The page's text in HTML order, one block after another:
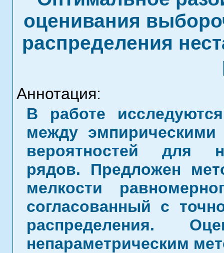
оценивания
распределения
Аннотация:
В работе
между эмпирическими
вероятностей для
рядов. Предложен
мелкости
согласованный с
распределения.
непараметрическим